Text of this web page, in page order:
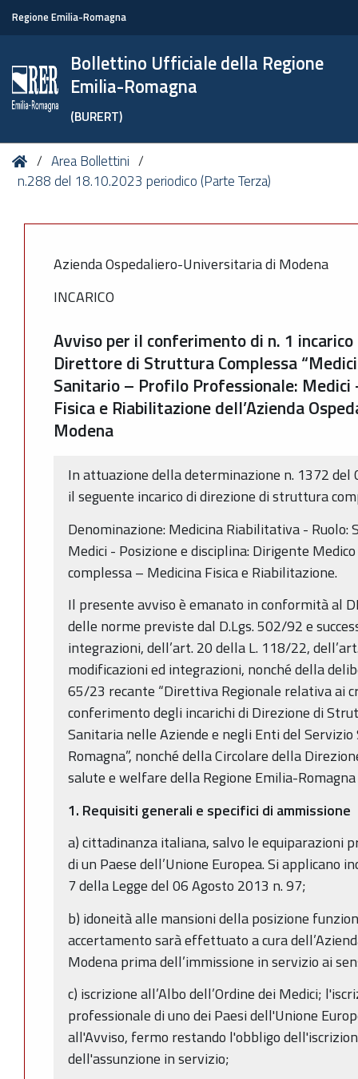
Regione Emilia-Romagna
Bollettino Ufficiale della Regione
Emilia-Romagna
(BURERT)
Tu
sei
HomeArea Bollettini
n.288 del 18.10.2023 periodico (Parte Terza)
Azienda Ospedaliero-Universitaria di Modena
INCARICO
Avviso per il conferimento di n. 1
Direttore di Struttura Complessa
Sanitario – Profilo Professionale: Medici
Fisica e Riabilitazione dell’Azienda
Modena
In attuazione della determinazione n. 1372
il seguente incarico di direzione di struttura
Denominazione: Medicina Riabilitativa -
Medici - Posizione e disciplina: Dirigente
complessa – Medicina Fisica e Riabilitazione.
Il presente avviso è emanato in conformità al
delle norme previste dal D.Lgs. 502/92 e
integrazioni, dell’art. 20 della L. 118/22,
modificazioni ed integrazioni, nonché della
65/23 recante “Direttiva Regionale relativa ai
conferimento degli incarichi di Direzione di
Sanitaria nelle Aziende e negli Enti del
Romagna”, nonché della Circolare della
salute e welfare della Regione Emilia-
1. Requisiti generali e specifici di ammissione
a) cittadinanza italiana, salvo le equiparazioni
di un Paese dell’Unione Europea. Si applicano
7 della Legge del 06 Agosto 2013 n. 97;
b) idoneità alle mansioni della posizione
accertamento sarà effettuato a cura
Modena prima dell’immissione in servizio ai
c) iscrizione all’Albo dell’Ordine dei Medici;
professionale di uno dei Paesi dell'Unione
all'Avviso, fermo restando l'obbligo
dell'assunzione in servizio;